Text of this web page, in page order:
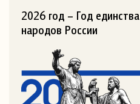
2026 год – Год единства
народов России